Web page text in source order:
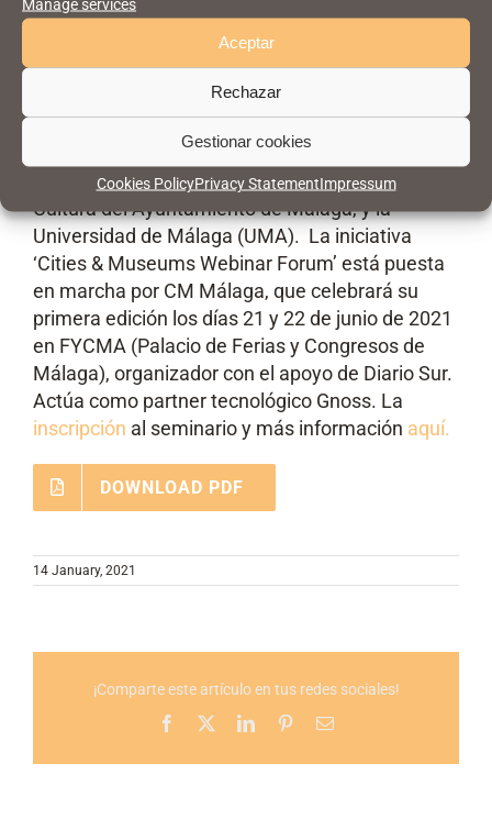
Aceptar
Rechazar
Gestionar cookies
Cookies PolicyPrivacy StatementImpressum
capital. En este sentido, la jornada contará con
el estudio de un caso práctico presentado por la
El encuentro está patrocinado por las áreas de
Turismo y Promoción de la Ciudad, así como de
Cultura del Ayuntamiento de Málaga, y la
Universidad de Málaga (UMA). La iniciativa
‘Cities & Museums Webinar Forum’ está puesta
en marcha por CM Málaga, que celebrará su
primera edición los días 21 y 22 de junio de 2021
en FYCMA (Palacio de Ferias y Congresos de
Málaga), organizador con el apoyo de Diario Sur.
Actúa como partner tecnológico Gnoss. La
inscripción al seminario y más información aquí.
DOWNLOAD PDF
14 January, 2021
¡Comparte este artículo en tus redes sociales!
Facebook
LinkedInPinterestEmail